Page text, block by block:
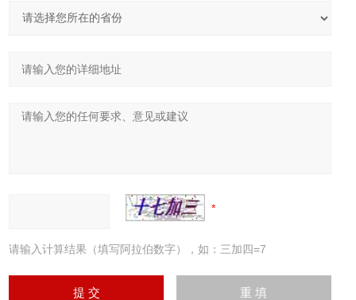
请输入计算结果（填写阿拉伯数字），如：三加四=7